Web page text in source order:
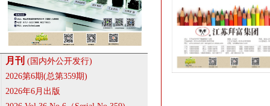
月刊 (国内外公开发行)
2026第6期(总第359期)
2026年6月出版